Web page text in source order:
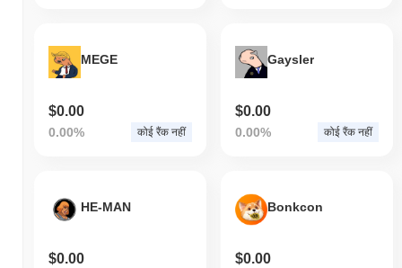
MEGE
$0.00
0.00% कोई रैंक नहीं
Gaysler
$0.00
0.00% कोई रैंक नहीं
HE-MAN
$0.00
Bonkcon
$0.00